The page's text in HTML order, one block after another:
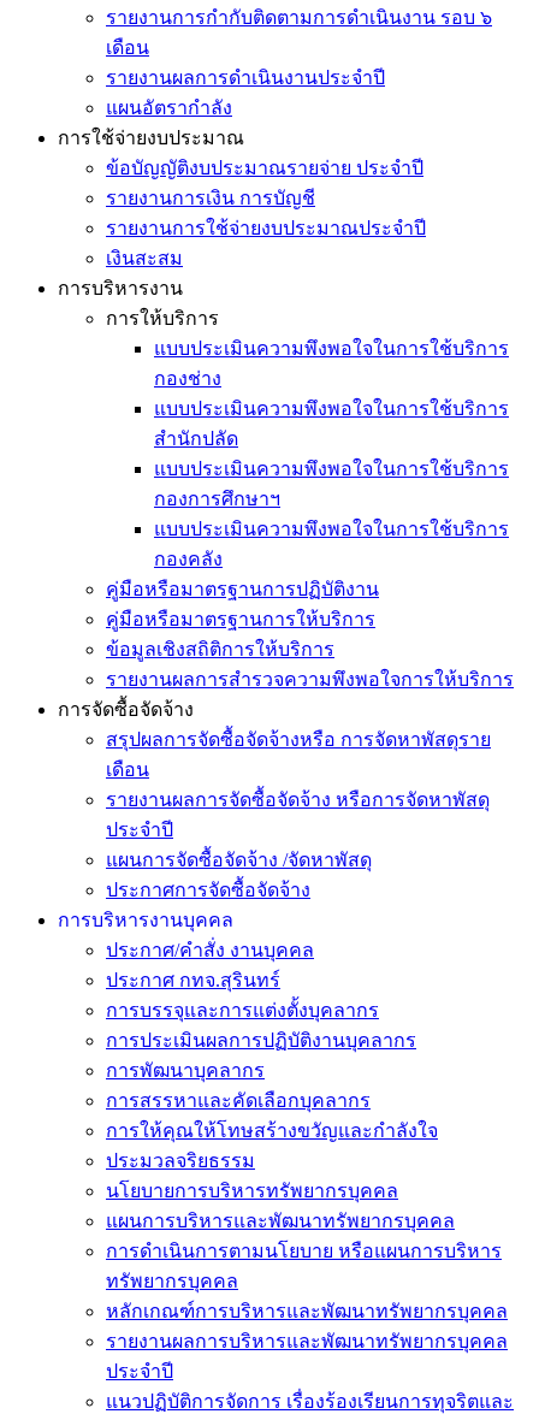
รายงานการกำกับติดตามการดำเนินงาน รอบ ๖
เดือน
รายงานผลการดำเนินงานประจำปี
แผนอัตรากำลัง
การใช้จ่ายงบประมาณ
ข้อบัญญัติงบประมาณรายจ่าย ประจำปี
รายงานการเงิน การบัญชี
รายงานการใช้จ่ายงบประมาณประจำปี
เงินสะสม
การบริหารงาน
การให้บริการ
แบบประเมินความพึงพอใจในการใช้บริการ
กองช่าง
แบบประเมินความพึงพอใจในการใช้บริการ
สำนักปลัด
แบบประเมินความพึงพอใจในการใช้บริการ
กองการศึกษาฯ
แบบประเมินความพึงพอใจในการใช้บริการ
กองคลัง
คู่มือหรือมาตรฐานการปฏิบัติงาน
คู่มือหรือมาตรฐานการให้บริการ
ข้อมูลเชิงสถิติการให้บริการ
รายงานผลการสำรวจความพึงพอใจการให้บริการ
การจัดซื้อจัดจ้าง
สรุปผลการจัดซื้อจัดจ้างหรือ การจัดหาพัสดุราย
เดือน
รายงานผลการจัดซื้อจัดจ้าง หรือการจัดหาพัสดุ
ประจำปี
แผนการจัดซื้อจัดจ้าง /จัดหาพัสดุ
ประกาศการจัดซื้อจัดจ้าง
การบริหารงานบุคคล
ประกาศ/คำสั่ง งานบุคคล
ประกาศ กทจ.สุรินทร์
การบรรจุและการแต่งตั้งบุคลากร
การประเมินผลการปฏิบัติงานบุคลากร
การพัฒนาบุคลากร
การสรรหาและคัดเลือกบุคลากร
การให้คุณให้โทษสร้างขวัญและกำลังใจ
ประมวลจริยธรรม
นโยบายการบริหารทรัพยากรบุคคล
แผนการบริหารและพัฒนาทรัพยากรบุคคล
การดำเนินการตามนโยบาย หรือแผนการบริหาร
ทรัพยากรบุคคล
หลักเกณฑ์การบริหารและพัฒนาทรัพยากรบุคคล
รายงานผลการบริหารและพัฒนาทรัพยากรบุคคล
ประจำปี
แนวปฏิบัติการจัดการ เรื่องร้องเรียนการทุจริตและ